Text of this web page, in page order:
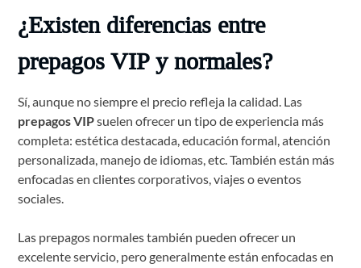
¿Existen diferencias entre
prepagos VIP y normales?
Sí, aunque no siempre el precio refleja la calidad. Las
prepagos VIPsuelen ofrecer un tipo de experiencia más
completa: estética destacada, educación formal, atención
personalizada, manejo de idiomas, etc. También están más
enfocadas en clientes corporativos, viajes o eventos
sociales.
Las prepagos normales también pueden ofrecer un
excelente servicio, pero generalmente están enfocadas en